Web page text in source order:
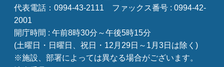
代表電話：0994-43-2111
ファックス番号 : 0994-42-
2001
開庁時間 : 午前8時30分～午後5時15分
(土曜日・日曜日、祝日・12月29日～1月3日は除く)
※施設、部署によっては異なる場合がございます。